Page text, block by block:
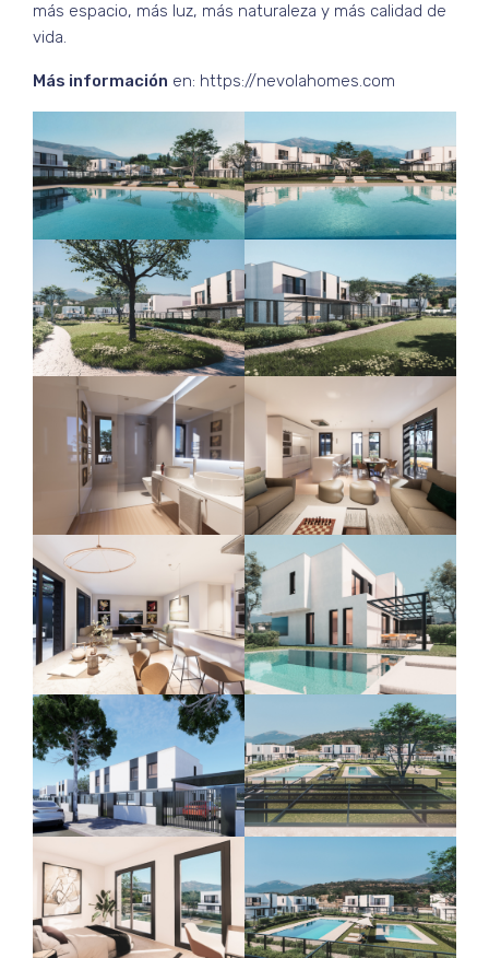
más espacio, más luz, más naturaleza y más calidad de
vida.
Más información en: https://nevolahomes.com